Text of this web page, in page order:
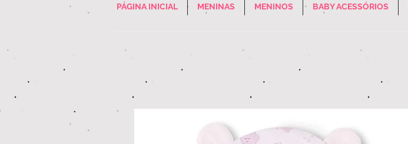
PÁGINA INICIAL MENINAS MENINOS BABY ACESSÓRIOS